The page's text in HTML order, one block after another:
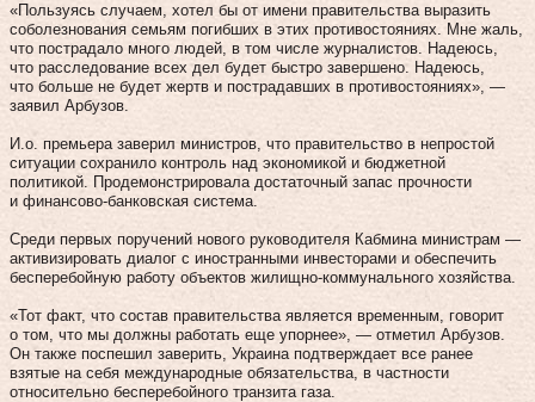
«Пользуясь случаем, хотел бы от имени правительства выразить
соболезнования семьям погибших в этих противостояниях. Мне жаль,
что пострадало много людей, в том числе журналистов. Надеюсь,
что расследование всех дел будет быстро завершено. Надеюсь,
что больше не будет жертв и пострадавших в противостояниях», —
заявил Арбузов.
И.о. премьера заверил министров, что правительство в непростой
ситуации сохранило контроль над экономикой и бюджетной
политикой. Продемонстрировала достаточный запас прочности
и финансово-банковская система.
Среди первых поручений нового руководителя Кабмина министрам —
активизировать диалог с иностранными инвесторами и обеспечить
бесперебойную работу объектов жилищно-коммунального хозяйства.
«Тот факт, что состав правительства является временным, говорит
о том, что мы должны работать еще упорнее», — отметил Арбузов.
Он также поспешил заверить, Украина подтверждает все ранее
взятые на себя международные обязательства, в частности
относительно бесперебойного транзита газа.